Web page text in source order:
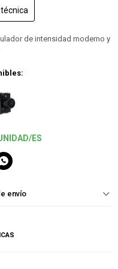
de intensidad moderno y
ES
envío